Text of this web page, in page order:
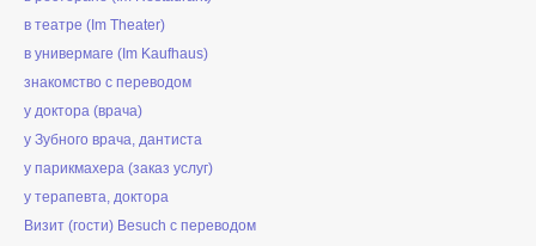
в театре (Im Theater)
в универмаге (Im Kaufhaus)
знакомство с переводом
у доктора (врача)
у Зубного врача, дантиста
у парикмахера (заказ услуг)
у терапевта, доктора
Визит (гости) Besuch с переводом